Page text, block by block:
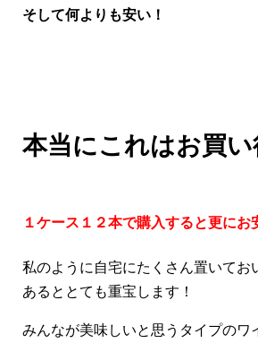
そして何よりも安い！
本当にこれはお買
１ケース１２本で購入すると更に
私のように自宅にたくさん置いて
あるととても重宝します！
みんなが美味しいと思うタイプのワ